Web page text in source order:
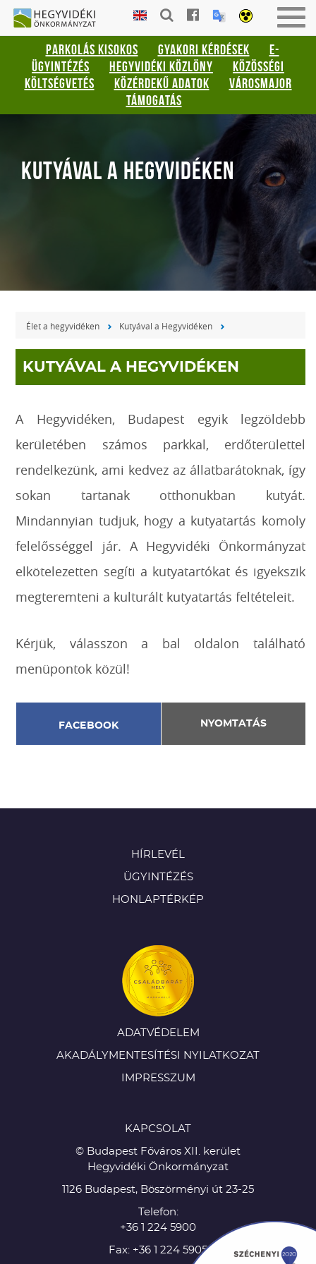
Gyorsbillentyűk
listája
Keresés:
"S"
Bejelentkezés:
be-
HEGYVIDÉKI
ÖNKORMÁNYZAT
PARKOLÁS KISOKOS GYAKORI KÉRDÉSEK
E-
ÜGYINTÉZÉS
HEGYVIDÉKI KÖZLÖNY
KÖZÖSSÉGI
KÖLTSÉGVETÉS
KÖZÉRDEKŰ ADATOK
VÁROSMAJOR
TÁMOGATÁS
KUTYÁVAL A HEGYVIDÉKEN
Élet a hegyvidéken Kutyával a Hegyvidéken
KUTYÁVAL A HEGYVIDÉKEN
A Hegyvidéken, Budapest egyik legzöldebb
kerületében számos parkkal, erdőterülettel
rendelkezünk, ami kedvez az állatbarátoknak, így
sokan tartanak otthonukban kutyát.
Mindannyian tudjuk, hogy a kutyatartás komoly
felelősséggel jár. A Hegyvidéki Önkormányzat
elkötelezetten segíti a kutyatartókat és igyekszik
megteremteni a kulturált kutyatartás feltételeit.
Kérjük, válasszon a bal oldalon található
menüpontok közül!
FACEBOOK NYOMTATÁS
HÍRLEVÉL
ÜGYINTÉZÉS
HONLAPTÉRKÉP
ADATVÉDELEM
AKADÁLYMENTESÍTÉSI NYILATKOZAT
IMPRESSZUM
KAPCSOLAT
© Budapest Főváros XII. kerület
Hegyvidéki Önkormányzat
1126 Budapest, Böszörményi út 23-25
Telefon:
+36 1 224 5900
Fax: +36 1 224 5905